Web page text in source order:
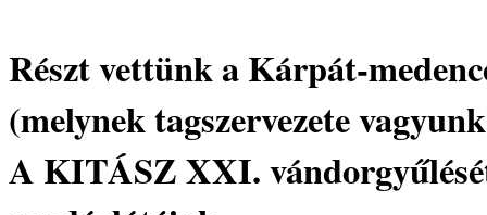
Részt vettünk a Kárpát-
(melynek tagszervezete
A KITÁSZ XXI.